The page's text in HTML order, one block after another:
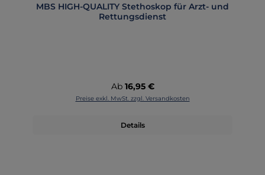
MBS HIGH-QUALITY Stethoskop für Arzt- und
Rettungsdienst
Regulärer Preis:
Ab 16,95 €
Preise exkl. MwSt. zzgl. Versandkosten
Details